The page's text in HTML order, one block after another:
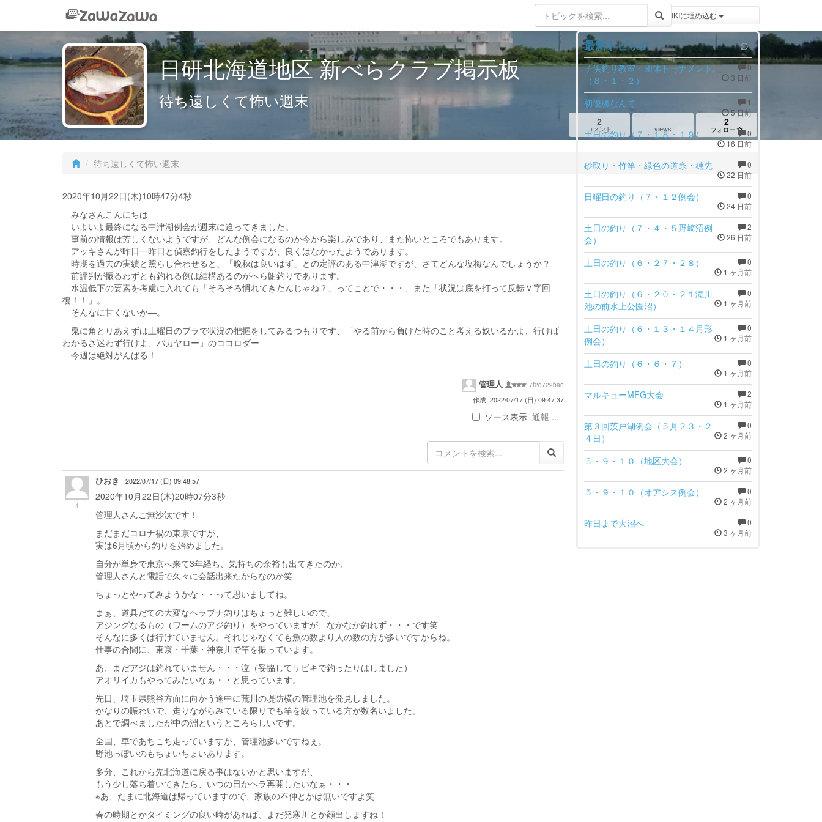
登録 / ログイン
日研北海道地区 新べらクラブ掲示板
待ち遠しくて怖い週末
2
コメント views
2
フォロー
待ち遠しくて怖い週末
2020年10月22日(木)10時47分4秒
みなさんこんにちは
いよいよ最終になる中津湖例会が週末に迫ってきました。
事前の情報は芳しくないようですが、どんな例会になるのか今から楽しみであり、また怖いところでもあります。
アッキさんが昨日一昨日と偵察釣行をしたようですが、良くはなかったようであります。
時期を過去の実績と照らし合わせると、「晩秋は良いはず」との定評のある中津湖ですが、さてどんな塩梅なんでしょうか？
前評判が振るわずとも釣れる例は結構あるのがへら鮒釣りであります。
水温低下の要素を考慮に入れても「そろそろ慣れてきたんじゃね？」ってことで・・・、また「状況は底を打って反転Ｖ字回
復！！」。
そんなに甘くないか―。
兎に角とりあえずは土曜日のプラで状況の把握をしてみるつもりです、「やる前から負けた時のこと考える奴いるかよ、行けば
わかるさ迷わず行けよ、バカヤロー」のココロダー
今週は絶対がんばる！
管理人
7f2d729bae
作成: 2022/07/17 (日) 09:47:37
ソース表示 通報 ...
1
ひおき 2022/07/17 (日) 09:48:57
2020年10月22日(木)20時07分3秒
管理人さんご無沙汰です！
まだまだコロナ禍の東京ですが、
実は6月頃から釣りを始めました。
自分が単身で東京へ来て3年経ち、気持ちの余裕も出てきたのか、
管理人さんと電話で久々に会話出来たからなのか笑
ちょっとやってみようかな・・って思いましてね。
まぁ、道具だての大変なヘラブナ釣りはちょっと難しいので、
アジングなるもの（ワームのアジ釣り）をやっていますが、なかなか釣れず・・・です笑
そんなに多くは行けていません。それじゃなくても魚の数より人の数の方が多いですからね。
仕事の合間に、東京・千葉・神奈川で竿を振っています。
あ、まだアジは釣れていません・・・泣（妥協してサビキで釣ったりはしました）
アオリイカもやってみたいなぁ・・と思っています。
先日、埼玉県熊谷方面に向かう途中に荒川の堤防横の管理池を発見しました。
かなりの賑わいで、走りながらみている限りでも竿を絞っている方が数名いました。
あとで調べましたが中の淵というところらしいです。
全国、車であちこち走っていますが、管理池多いですねぇ。
野池っぽいのもちょいちょいあります。
多分、これから先北海道に戻る事はないかと思いますが、
もう少し落ち着いてきたら、いつの日かヘラ再開したいなぁ・・・
※あ、たまに北海道は帰っていますので、家族の不仲とかは無いですよ笑
春の時期とかタイミングの良い時があれば、まだ発寒川とか顔出しますね！
トピックをWIKIWIKIに埋め込む
最新トピック
0
3 日前
子供釣り教室・団体トーナメント
（８・１・２）
1
5 日前
初優勝なんて
0
16 日前
土日の釣り（７・１８・１９）
0
22 日前
砂取り・竹竿・緑色の道糸・穂先
0
24 日前
日曜日の釣り（７・１２例会）
2
26 日前
土日の釣り（７・４・５野崎沼例
会）
0
1 ヶ月前
土日の釣り（６・２７・２８）
0
1 ヶ月前
土日の釣り（６・２０・２１滝川
池の前水上公園沼）
0
1 ヶ月前
土日の釣り（６・１３・１４月形
例会）
0
1 ヶ月前
土日の釣り（６・６・７）
2
1 ヶ月前
マルキューMFG大会
0
2 ヶ月前
第３回茨戸湖例会（５月２３・２
４日）
0
2 ヶ月前
５・９・１０（地区大会）
0
2 ヶ月前
５・９・１０（オアシス例会）
0
3 ヶ月前
昨日まで大沼へ